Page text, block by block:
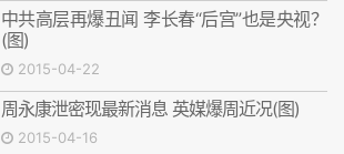
中共高层再爆丑闻 李长春“后宫”也是央视？
(图)
2015-04-22
周永康泄密现最新消息 英媒爆周近况(图)
2015-04-16